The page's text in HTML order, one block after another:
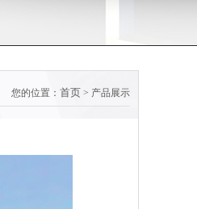
您的位置： 首页 > 产品展示